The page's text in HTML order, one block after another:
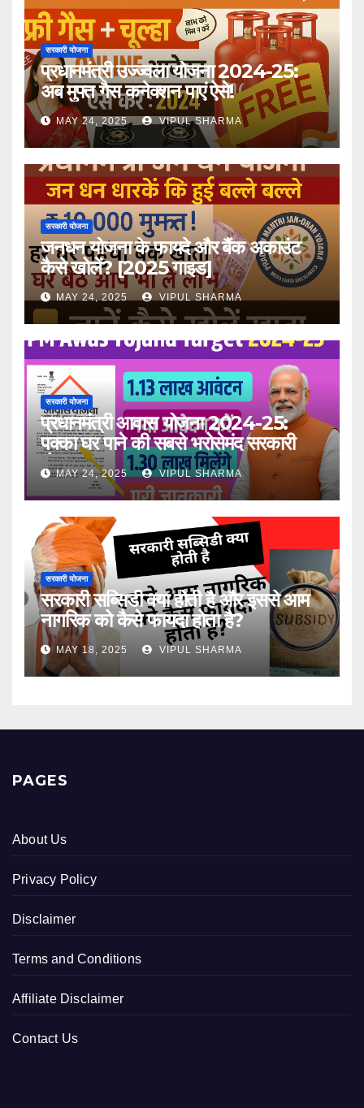
सरकारी योजना
प्रधानमंत्री उज्ज्वला योजना 2024-25:
अब मुफ्त गैस कनेक्शन पाएं ऐसे!
MAY 24, 2025 VIPUL SHARMA
सरकारी योजना
जनधन योजना के फायदे और बैंक अकाउंट
कैसे खोलें? [2025 गाइड]
MAY 24, 2025 VIPUL SHARMA
सरकारी योजना
प्रधानमंत्री आवास योजना 2024-25:
पक्का घर पाने की सबसे भरोसेमंद सरकारी
योजना
MAY 24, 2025 VIPUL SHARMA
सरकारी योजना
सरकारी सब्सिडी क्या होती है और इससे आम
नागरिक को कैसे फायदा होता है?
MAY 18, 2025 VIPUL SHARMA
PAGES
About Us
Privacy Policy
Disclaimer
Terms and Conditions
Affiliate Disclaimer
Contact Us